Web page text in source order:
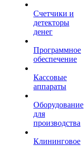
Счетчики и
детекторы
денег
Программное
обеспечение
Кассовые
аппараты
Оборудование
для
производства
Клининговое